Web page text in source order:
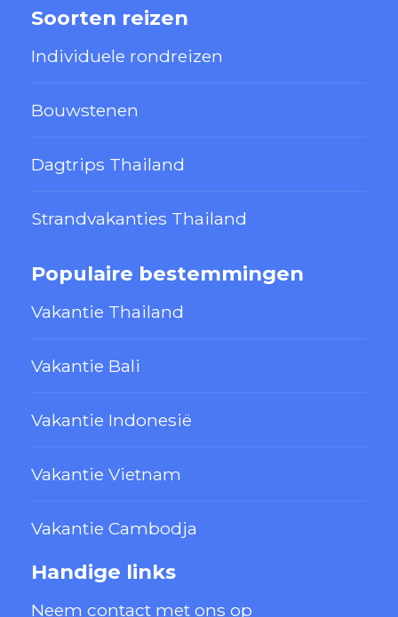
Soorten reizen
Individuele rondreizen
Bouwstenen
Dagtrips Thailand
Strandvakanties Thailand
Populaire bestemmingen
Vakantie Thailand
Vakantie Bali
Vakantie Indonesië
Vakantie Vietnam
Vakantie Cambodja
Handige links
Neem contact met ons op